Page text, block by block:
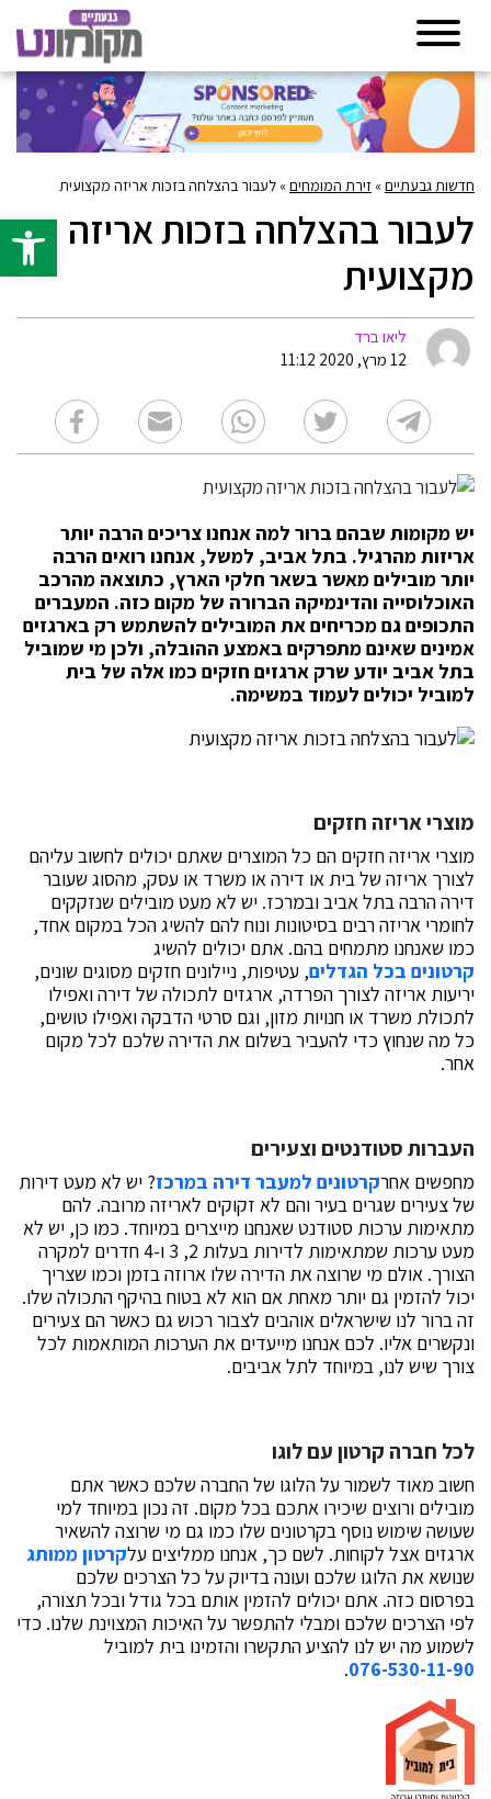
פתח
חדשות גבעתיים» זירת המומחים» לעבור בהצלחה בזכות אריזה מקצועית
לעבור בהצלחה בזכות אריזה
מקצועית
ליאו ברד
12 מרץ, 2020 11:12
יש מקומות שבהם ברור למה אנחנו צריכים הרבה יותר
אריזות מהרגיל. בתל אביב, למשל, אנחנו רואים הרבה
יותר מובילים מאשר בשאר חלקי הארץ, כתוצאה מהרכב
האוכלוסייה והדינמיקה הברורה של מקום כזה. המעברים
התכופים גם מכריחים את המובילים להשתמש רק בארגזים
אמינים שאינם מתפרקים באמצע ההובלה, ולכן מי שמוביל
בתל אביב יודע שרק ארגזים חזקים כמו אלה של בית
למוביל יכולים לעמוד במשימה.
מוצרי אריזה חזקים
מוצרי אריזה חזקים הם כל המוצרים שאתם יכולים לחשוב עליהם
לצורך אריזה של בית או דירה או משרד או עסק, מהסוג שעובר
דירה הרבה בתל אביב ובמרכז. יש לא מעט מובילים שנזקקים
לחומרי אריזה רבים בסיטונות ונוח להם להשיג הכל במקום אחד,
כמו שאנחנו מתמחים בהם. אתם יכולים להשיג
קרטונים בכל הגדלים, עטיפות, ניילונים חזקים מסוגים שונים,
יריעות אריזה לצורך הפרדה, ארגזים לתכולה של דירה ואפילו
לתכולת משרד או חנויות מזון, וגם סרטי הדבקה ואפילו טושים,
כל מה שנחוץ כדי להעביר בשלום את הדירה שלכם לכל מקום
אחר.
העברות סטודנטים וצעירים
מחפשים אחרקרטונים למעבר דירה במרכז? יש לא מעט דירות
של צעירים שגרים בעיר והם לא זקוקים לאריזה מרובה. להם
מתאימות ערכות סטודנט שאנחנו מייצרים במיוחד. כמו כן, יש לא
מעט ערכות שמתאימות לדירות בעלות 2, 3 ו-4 חדרים למקרה
הצורך. אולם מי שרוצה את הדירה שלו ארוזה בזמן וכמו שצריך
יכול להזמין גם יותר מאחת אם הוא לא בטוח בהיקף התכולה שלו.
זה ברור לנו שישראלים אוהבים לצבור רכוש גם כאשר הם צעירים
ונקשרים אליו. לכם אנחנו מייעדים את הערכות המותאמות לכל
צורך שיש לנו, במיוחד לתל אביבים.
לכל חברה קרטון עם לוגו
חשוב מאוד לשמור על הלוגו של החברה שלכם כאשר אתם
מובילים ורוצים שיכירו אתכם בכל מקום. זה נכון במיוחד למי
שעושה שימוש נוסף בקרטונים שלו כמו גם מי שרוצה להשאיר
ארגזים אצל לקוחות. לשם כך, אנחנו ממליצים עלקרטון ממותג
שנושא את הלוגו שלכם ועונה בדיוק על כל הצרכים שלכם
בפרסום כזה. אתם יכולים להזמין אותם בכל גודל ובכל תצורה,
לפי הצרכים שלכם ומבלי להתפשר על האיכות המצוינת שלנו. כדי
לשמוע מה יש לנו להציע התקשרו והזמינו בית למוביל
076-530-11-90
.